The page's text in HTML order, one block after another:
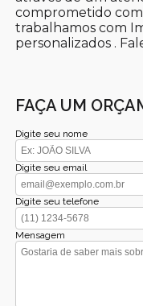
comprometido com
trabalhamos com
personalizados .
FAÇA UM
Digite seu nome
Digite seu email
Digite seu telefone
Mensagem